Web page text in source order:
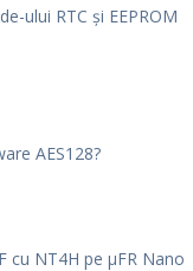
ului RTC și EEPROM
AES128?
cu NT4H pe μFR Nano